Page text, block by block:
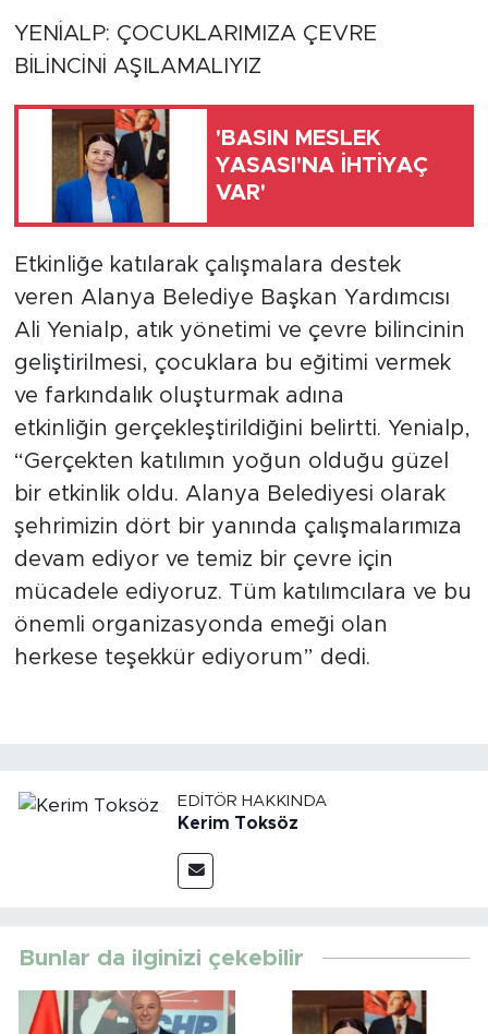
YENİALP: ÇOCUKLARIMIZA ÇEVRE
BİLİNCİNİ AŞILAMALIYIZ
'BASIN MESLEK
YASASI'NA İHTİYAÇ
VAR'
Etkinliğe katılarak çalışmalara destek
veren Alanya Belediye Başkan Yardımcısı
Ali Yenialp, atık yönetimi ve çevre bilincinin
geliştirilmesi, çocuklara bu eğitimi vermek
ve farkındalık oluşturmak adına
etkinliğin gerçekleştirildiğini belirtti. Yenialp,
“Gerçekten katılımın yoğun olduğu güzel
bir etkinlik oldu. Alanya Belediyesi olarak
şehrimizin dört bir yanında çalışmalarımıza
devam ediyor ve temiz bir çevre için
mücadele ediyoruz. Tüm katılımcılara ve bu
önemli organizasyonda emeği olan
herkese teşekkür ediyorum” dedi.
EDITÖR HAKKINDA
Kerim Toksöz
Bunlar da ilginizi çekebilir